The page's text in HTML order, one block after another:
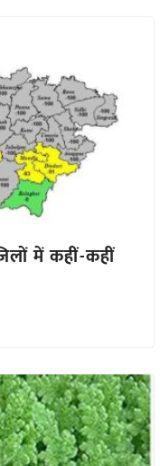
में कहीं-कहीं